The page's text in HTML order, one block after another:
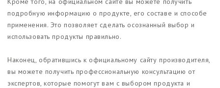
подробную информацию о продукте, его составе и способе
применения. Это позволяет сделать осознанный выбор и
использовать продукты правильно.
Наконец, обратившись к официальному сайту производителя,
вы можете получить профессиональную консультацию от
экспертов, которые помогут вам с выбором продукта и